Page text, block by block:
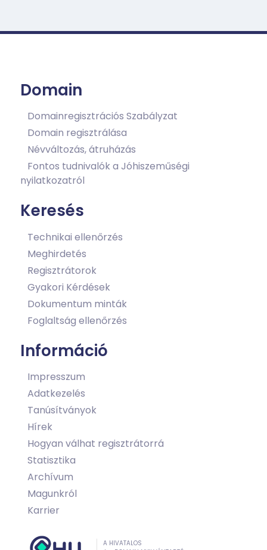
Domain
Domainregisztrációs Szabályzat
Domain regisztrálása
Névváltozás, átruházás
Fontos tudnivalók a Jóhiszeműségi
nyilatkozatról
Keresés
Technikai ellenőrzés
Meghirdetés
Regisztrátorok
Gyakori Kérdések
Dokumentum minták
Foglaltság ellenőrzés
Információ
Impresszum
Adatkezelés
Tanúsítványok
Hírek
Hogyan válhat regisztrátorrá
Statisztika
Archívum
Magunkról
Karrier
A HIVATALOS